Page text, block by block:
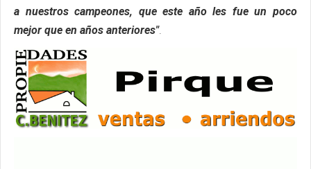
a nuestros campeones, que este año les fue un poco
mejor que en años anteriores".